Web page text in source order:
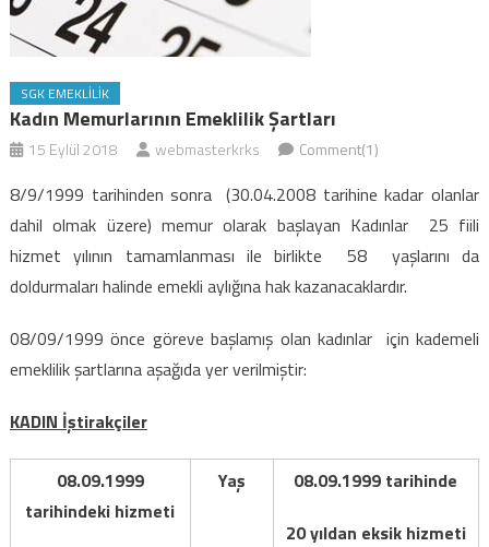
SGK EMEKLILIK
Kadın Memurlarının Emeklilik Şartları
15 Eylül 2018 webmasterkrks Comment(1)
8/9/1999 tarihinden sonra (30.04.2008 tarihine kadar olanlar
dahil olmak üzere) memur olarak başlayan Kadınlar 25 fiili
hizmet yılının tamamlanması ile birlikte 58 yaşlarını da
doldurmaları halinde emekli aylığına hak kazanacaklardır.
08/09/1999 önce göreve başlamış olan kadınlar için kademeli
emeklilik şartlarına aşağıda yer verilmiştir:
KADIN İştirakçiler
08.09.1999
tarihindeki hizmeti
Yaş
08.09.1999 tarihinde
20 yıldan eksik hizmeti